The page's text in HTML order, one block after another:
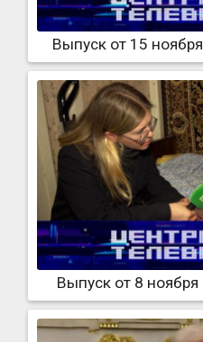
Выпуск от 15
Выпуск от 8